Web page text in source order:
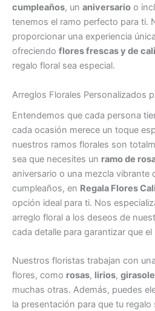
cumpleaños, un aniversario o
tenemos el ramo perfecto para ti.
proporcionar una experiencia
ofreciendo flores frescas y de
regalo floral sea especial.
Arreglos Florales Personalizados
Entendemos que cada persona
cada ocasión merece un toque
nuestros ramos florales son
sea que necesites un ramo de
aniversario o una mezcla vibrante
cumpleaños, en Regala Flores Cali
opción ideal para ti. Nos
arreglo floral a los deseos de
cada detalle para garantizar que
Nuestros floristas trabajan con
flores, como rosas, lirios,
muchas otras. Además, puedes
la presentación para que tu